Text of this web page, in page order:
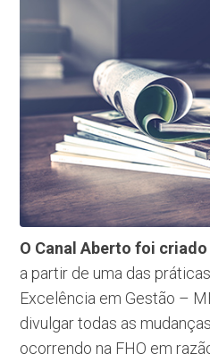
O Canal Aberto foi
a partir de uma das
Excelência em Gestão –
divulgar todas as
ocorrendo na FHO em